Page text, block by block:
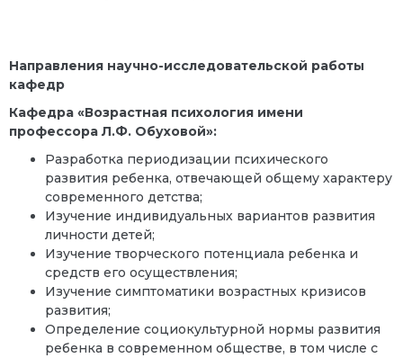
Направления научно-исследовательской работы
кафедр
Кафедра «Возрастная психология имени
профессора Л.Ф. Обуховой»:
Разработка периодизации психического
развития ребенка, отвечающей общему характеру
современного детства;
Изучение индивидуальных вариантов развития
личности детей;
Изучение творческого потенциала ребенка и
средств его осуществления;
Изучение симптоматики возрастных кризисов
развития;
Определение социокультурной нормы развития
ребенка в современном обществе, в том числе с